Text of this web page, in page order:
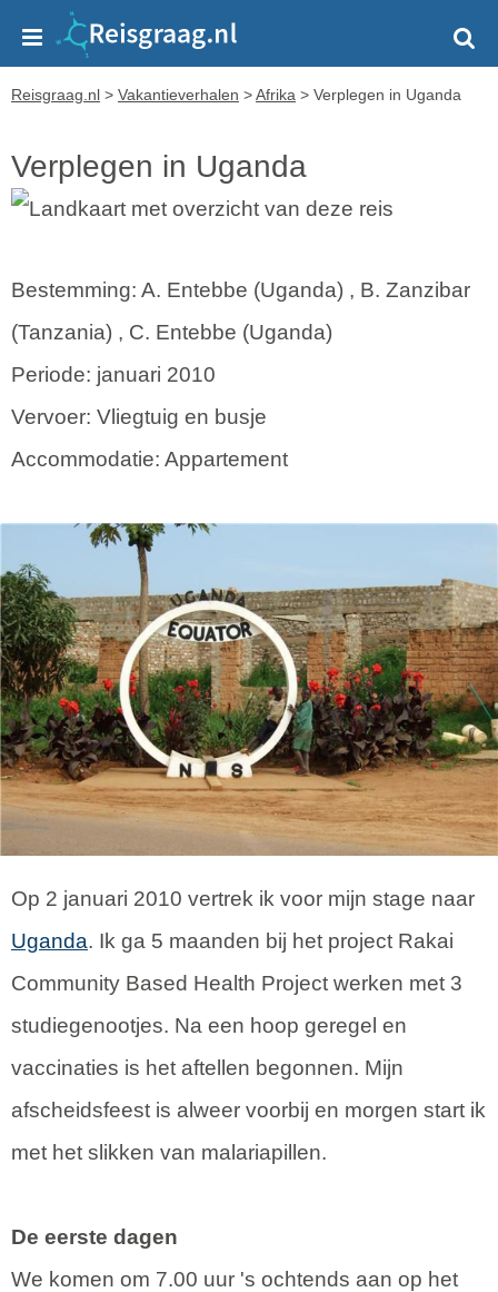
Reisgraag.nl > Vakantieverhalen >Afrika > Verplegen in Uganda
Verplegen in Uganda
Bestemming: A. Entebbe (Uganda) , B. Zanzibar
(Tanzania) , C. Entebbe (Uganda)
Periode: januari 2010
Vervoer: Vliegtuig en busje
Accommodatie: Appartement
Op 2 januari 2010 vertrek ik voor mijn stage naar
Uganda. Ik ga 5 maanden bij het project Rakai
Community Based Health Project werken met 3
studiegenootjes. Na een hoop geregel en
vaccinaties is het aftellen begonnen. Mijn
afscheidsfeest is alweer voorbij en morgen start ik
met het slikken van malariapillen.
De eerste dagen
We komen om 7.00 uur 's ochtends aan op het